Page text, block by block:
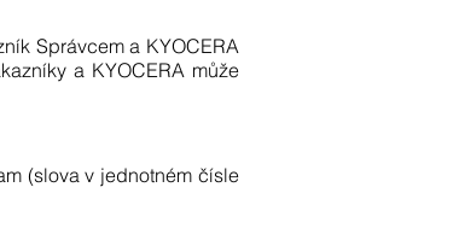
Správcem a KYOCERA
a KYOCERA může
(slova v jednotném čísle